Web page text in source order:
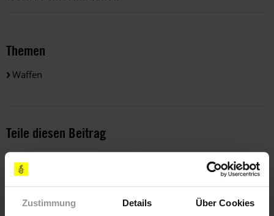
Zustimmung Details Über Cookies
Themen
Waffen
Teile diesen Beitrag